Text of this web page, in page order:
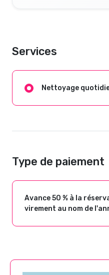
Services
Nettoyage
Type de paiement
Avance 50 % à la
virement au nom de